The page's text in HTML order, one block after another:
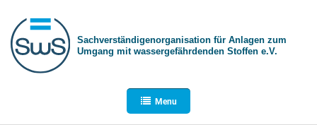
Sachverständigen­organisation für Anlagen zum
Umgang mit wasser­gefährdenden Stoffen e.V.
Menu